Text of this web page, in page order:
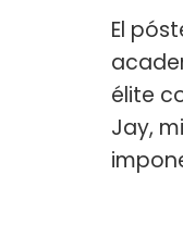
El
élite
Jay,